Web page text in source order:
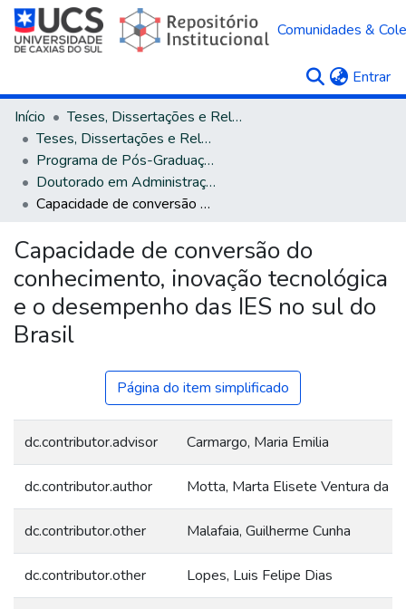
Comunidades &
Entrar
Início
Teses, Dissertações e Relatórios
Teses, Dissertações e Relatórios defendidos na UCS
Programa de Pós-Graduação em Administração
Doutorado em Administração - Associação UCS/PUCRS
Capacidade de conversão do conhecimento, inovação tecnológica e o desempenho das IES no sul do Brasil
Capacidade de conversão do
conhecimento, inovação tecnológica
e o desempenho das IES no sul do
Brasil
Página do item simplificado
dc.contributor.advisor Carmargo, Maria Emilia
dc.contributor.author Motta, Marta Elisete Ventura da
dc.contributor.other Malafaia, Guilherme Cunha
dc.contributor.other Lopes, Luis Felipe Dias